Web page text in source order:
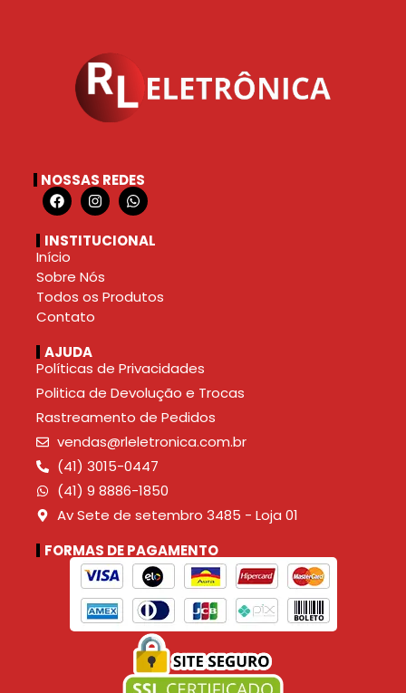
NOSSAS REDES
INSTITUCIONAL
Início
Sobre Nós
Todos os Produtos
Contato
AJUDA
Políticas de Privacidades
Politica de Devolução e Trocas
Rastreamento de Pedidos
vendas@rleletronica.com.br
(41) 3015-0447
(41) 9 8886-1850
Av Sete de setembro 3485 - Loja 01
FORMAS DE PAGAMENTO